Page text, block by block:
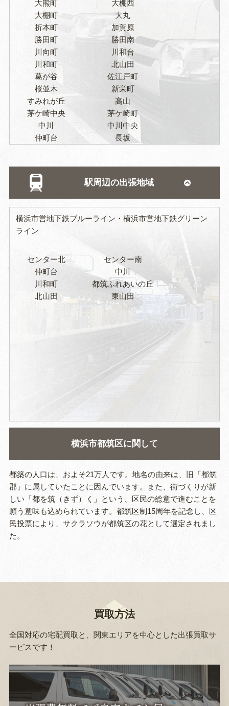
大熊町
大棚西
大棚町
大丸
折本町
加賀原
勝田町
勝田南
川向町
川和台
川和町
北山田
葛が谷
佐江戸町
桜並木
新栄町
すみれが丘
高山
茅ケ崎中央
茅ケ崎町
中川
中川中央
仲町台
長坂
東山田町
富士見が丘
南山田
南山田町
見花山
駅周辺の出張地域
横浜市営地下鉄ブルーライン
横浜市営地下鉄グリーン
ライン
センター北
センター南
仲町台
中川
川和町
都筑ふれあいの丘
北山田
東山田
横浜市都筑区に関して
都築の人口は、およそ21万人です。地名の由来は、旧「都筑
郡」に属していたことに因んでいます。また、街づくりが新
しい「都を筑（きず）く」という、区民の総意で進むことを
願う意味も込められています。都筑区制15周年を記念し、区
民投票により、サクラソウが都筑区の花として選定されまし
た。
買取方法
全国対応の宅配買取と、関東エリアを中心とした出張買取サ
ービスです！